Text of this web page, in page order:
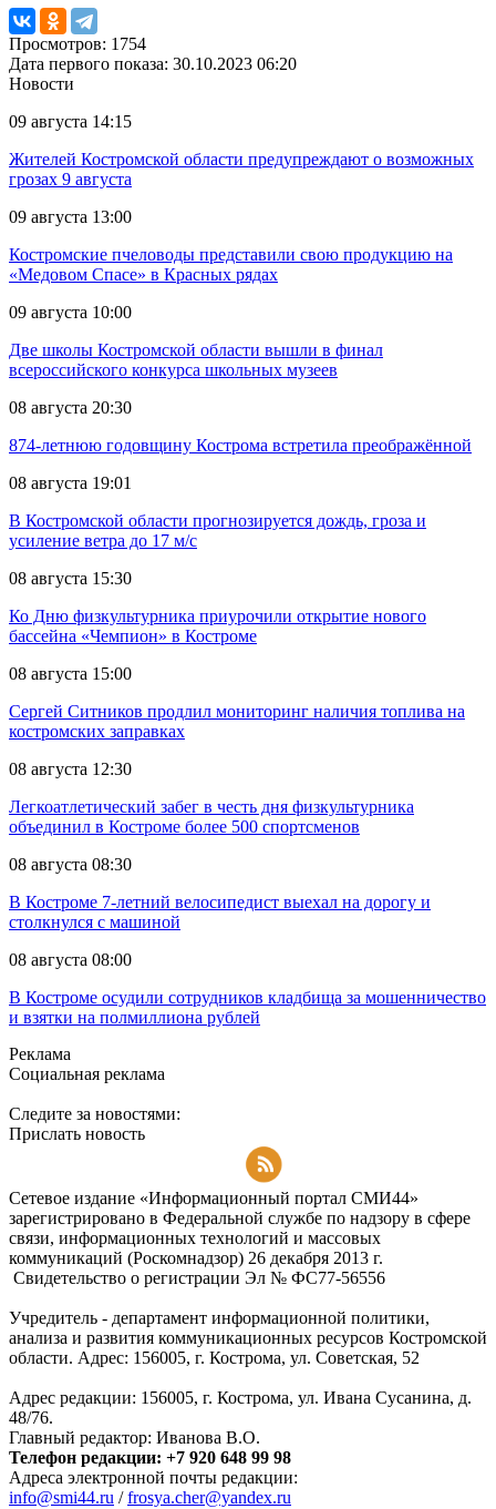
Просмотров: 1754
Дата первого показа: 30.10.2023 06:20
Новости
09 августа 14:15
Жителей Костромской области предупреждают о возможных
грозах 9 августа
09 августа 13:00
Костромские пчеловоды представили свою продукцию на
«Медовом Спасе» в Красных рядах
09 августа 10:00
Две школы Костромской области вышли в финал
всероссийского конкурса школьных музеев
08 августа 20:30
874-летнюю годовщину Кострома встретила преображённой
08 августа 19:01
В Костромской области прогнозируется дождь, гроза и
усиление ветра до 17 м/с
08 августа 15:30
Ко Дню физкультурника приурочили открытие нового
бассейна «Чемпион» в Костроме
08 августа 15:00
Сергей Ситников продлил мониторинг наличия топлива на
костромских заправках
08 августа 12:30
Легкоатлетический забег в честь дня физкультурника
объединил в Костроме более 500 спортсменов
08 августа 08:30
В Костроме 7-летний велосипедист выехал на дорогу и
столкнулся с машиной
08 августа 08:00
В Костроме осудили сотрудников кладбища за мошенничество
и взятки на полмиллиона рублей
Реклама
Социальная реклама
Следите за новостями:
Прислать новость
Сетевое издание «Информационный портал СМИ44»
зарегистрировано в Федеральной службе по надзору в сфере
связи, информационных технологий и массовых
коммуникаций (Роскомнадзор) 26 декабря 2013 г.
Свидетельство о регистрации Эл № ФC77-56556
Учредитель - департамент информационной политики,
анализа и развития коммуникационных ресурсов Костромской
области. Адрес: 156005, г. Кострома, ул. Советская, 52
Адрес редакции: 156005, г. Кострома, ул. Ивана Сусанина, д.
48/76.
Главный редактор: Иванова В.О.
Телефон редакции: +7 920 648 99 98
Адреса электронной почты редакции:
info@smi44.ru /frosya.cher@yandex.ru